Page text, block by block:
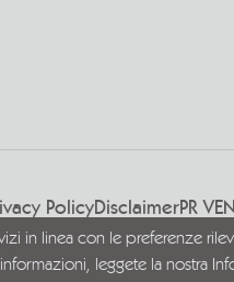
PolicyDisclaimerPR
in linea con le preferenze
leggete la nostra